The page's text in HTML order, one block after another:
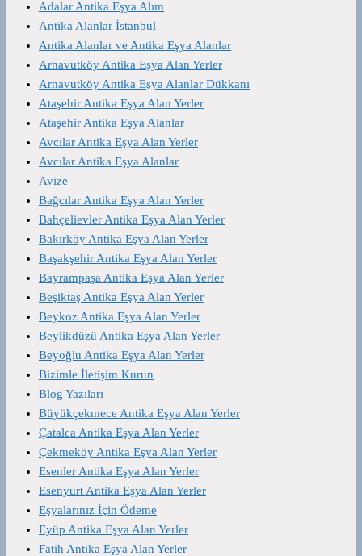
Adalar Antika Eşya Alım
Antika Alanlar İstanbul
Antika Alanlar ve Antika Eşya Alanlar
Arnavutköy Antika Eşya Alan Yerler
Arnavutköy Antika Eşya Alanlar Dükkanı
Ataşehir Antika Eşya Alan Yerler
Ataşehir Antika Eşya Alanlar
Avcılar Antika Eşya Alan Yerler
Avcılar Antika Eşya Alanlar
Avize
Bağcılar Antika Eşya Alan Yerler
Bahçelievler Antika Eşya Alan Yerler
Bakırköy Antika Eşya Alan Yerler
Başakşehir Antika Eşya Alan Yerler
Bayrampaşa Antika Eşya Alan Yerler
Beşiktaş Antika Eşya Alan Yerler
Beykoz Antika Eşya Alan Yerler
Beylikdüzü Antika Eşya Alan Yerler
Beyoğlu Antika Eşya Alan Yerler
Bizimle İletişim Kurun
Blog Yazıları
Büyükçekmece Antika Eşya Alan Yerler
Çatalca Antika Eşya Alan Yerler
Çekmeköy Antika Eşya Alan Yerler
Esenler Antika Eşya Alan Yerler
Esenyurt Antika Eşya Alan Yerler
Eşyalarınız İçin Ödeme
Eyüp Antika Eşya Alan Yerler
Fatih Antika Eşya Alan Yerler